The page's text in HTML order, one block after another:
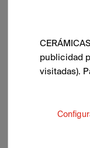
publicidad
visitadas).